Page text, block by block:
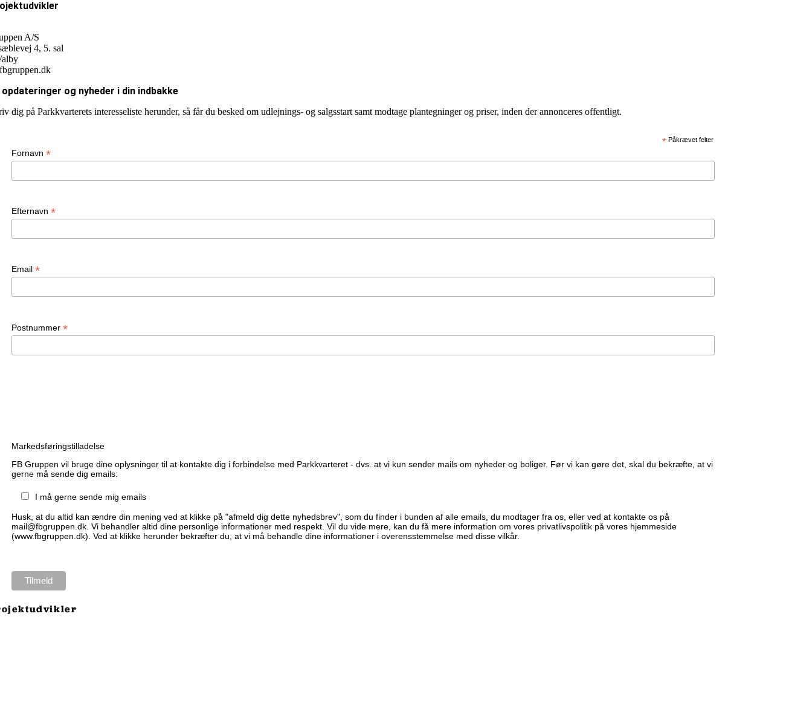
A/S
4, 5. sal
opdateringer og nyheder i din indbakke
dig på Parkkvarterets interesseliste herunder, så får du besked om udlejnings- og salgsstart samt modtage plantegninger og priser, inden der annonceres offentligt.
* Påkrævet felter
Fornavn *
Efternavn *
Email *
Postnummer *
Markedsføringstilladelse
FB Gruppen vil bruge dine oplysninger til at kontakte dig i forbindelse med Parkkvarteret - dvs. at vi kun sender mails om nyheder og boliger. Før vi kan gøre det, skal du bekræfte, at vi
gerne må sende dig emails:
I må gerne sende mig emails
Husk, at du altid kan ændre din mening ved at klikke på "afmeld dig dette nyhedsbrev", som du finder i bunden af alle emails, du modtager fra os, eller ved at kontakte os på
mail@fbgruppen.dk. Vi behandler altid dine personlige informationer med respekt. Vil du vide mere, kan du få mere information om vores privatlivspolitik på vores hjemmeside
(www.fbgruppen.dk). Ved at klikke herunder bekræfter du, at vi må behandle dine informationer i overensstemmelse med disse vilkår.